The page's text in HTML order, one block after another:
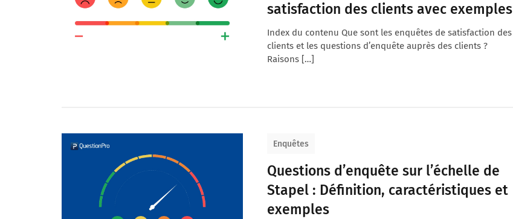
satisfaction des clients avec exemples
Index du contenu Que sont les enquêtes de satisfaction des
clients et les questions d’enquête auprès des clients ?
Raisons […]
Enquêtes
Questions d’enquête sur l’échelle de
Stapel : Définition, caractéristiques et
exemples